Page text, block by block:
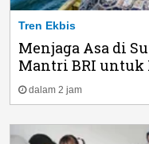
Tren Ekbis
Menjaga Asa di
Mantri BRI untuk
dalam 2 jam